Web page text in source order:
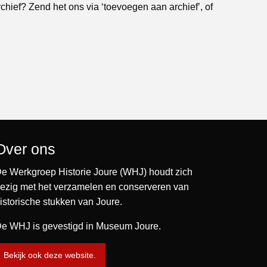
Zend het ons via ‘toevoegen aan archief’, of
ons
Werkgroep Historie Joure (WHJ) houdt zich
met het verzamelen en conserveren van
stukken van Joure.
WHJ is gevestigd in Museum Joure.
Bekijk ook deze website.